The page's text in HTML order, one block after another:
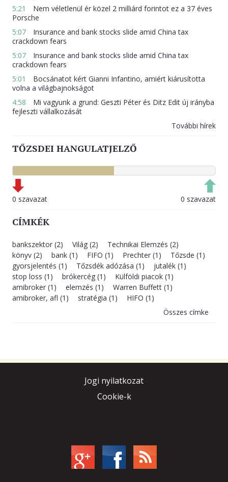
5:21
Nem véletlenül ér közel 2 milliárd forintot ez a 37 éves
Porsche
5:07
Insurance and bank stocks slide amid China tax
crackdown fears
5:07
Insurance and bank stocks slide amid China tax
crackdown fears
5:01
Bocsánatot kért Gianni Infantino, amiért kiárusította
volna a világbajnokságot
4:58
Mi vagyunk a grund: Geszti Péter és Ditz Edit új irányba
fejleszti vállalkozását
További hírek
TŐZSDEI HANGULATJELZŐ
0 szavazat 0 szavazat
CÍMKÉK
bankszektor (2) Világ (2)
Technikai Elemzés (2)
könyv (2)
bank (1) FIFO (1) Prechter (1)
Tőzsde (1)
gyorsjelentés (1)
Tőzsdék adózása (1)
jutalék (1)
stop loss (1)
brókercég (1)
Külföldi piacok (1)
amibroker (1)
elemzés (1)
Warren Buffett (1)
amibroker, afl (1)
stratégia (1)
HIFO (1)
Összes címke
Jogi nyilatkozat
Cookie-k